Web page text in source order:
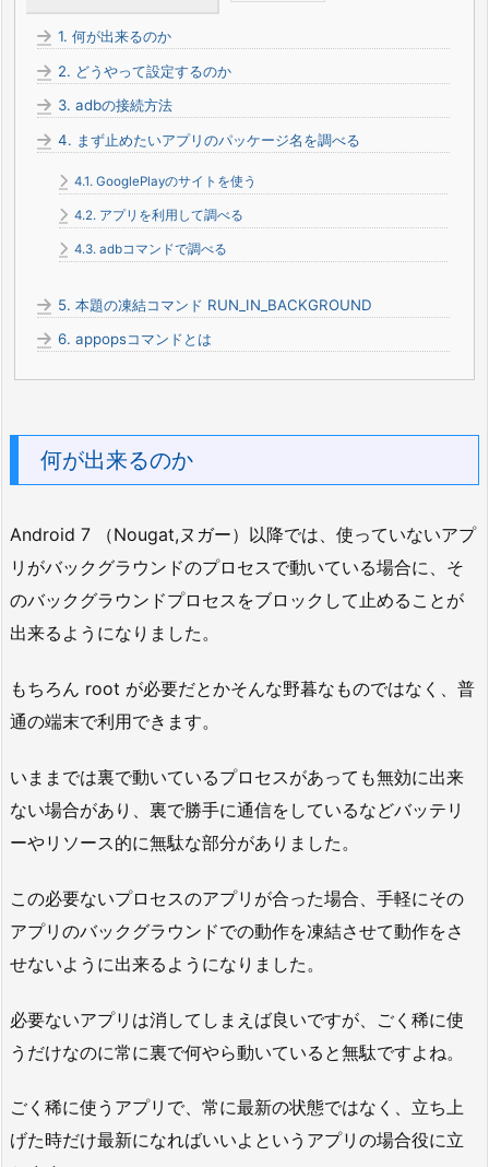
1. 何が出来るのか
2. どうやって設定するのか
3. adbの接続方法
4. まず止めたいアプリのパッケージ名を調べる
4.1. GooglePlayのサイトを使う
4.2. アプリを利用して調べる
4.3. adbコマンドで調べる
5. 本題の凍結コマンド RUN_IN_BACKGROUND
6. appopsコマンドとは
何が出来るのか
Android 7 （Nougat,ヌガー）以降では、使っていないアプ
リがバックグラウンドのプロセスで動いている場合に、そ
のバックグラウンドプロセスをブロックして止めることが
出来るようになりました。
もちろん root が必要だとかそんな野暮なものではなく、普
通の端末で利用できます。
いままでは裏で動いているプロセスがあっても無効に出来
ない場合があり、裏で勝手に通信をしているなどバッテリ
ーやリソース的に無駄な部分がありました。
この必要ないプロセスのアプリが合った場合、手軽にその
アプリのバックグラウンドでの動作を凍結させて動作をさ
せないように出来るようになりました。
必要ないアプリは消してしまえば良いですが、ごく稀に使
うだけなのに常に裏で何やら動いていると無駄ですよね。
ごく稀に使うアプリで、常に最新の状態ではなく、立ち上
げた時だけ最新になればいいよというアプリの場合役に立